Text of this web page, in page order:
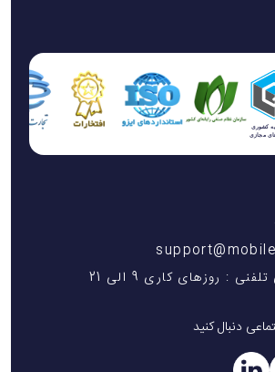
: روزهای کاری 9 الی 21
دنبال کنید